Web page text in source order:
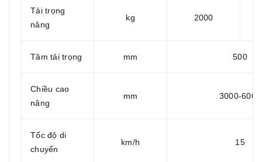
Tải trọng
nâng
kg 2000
Tâm tải trọng mm 500
Chiều cao
nâng
mm 3000-6000
Tốc độ di
chuyển
km/h 15